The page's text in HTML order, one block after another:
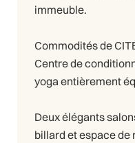
immeuble.
Commodités de
Centre de
yoga entièrement
Deux élégants
billard et espace de